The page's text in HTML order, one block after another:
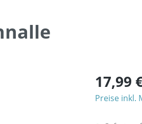
17,99
Preise inkl.